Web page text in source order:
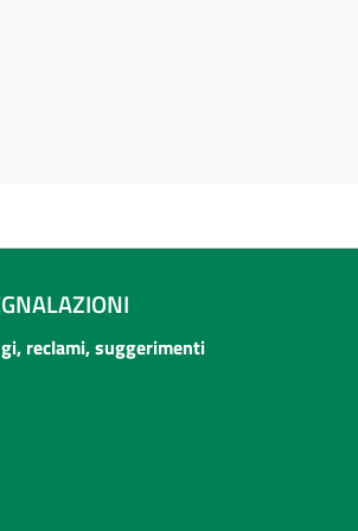
reclami, suggerimenti